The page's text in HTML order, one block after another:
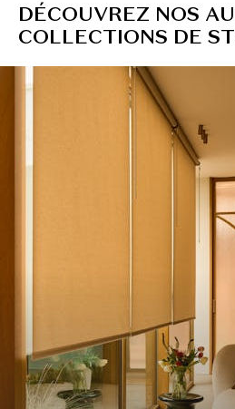
DÉCOUVREZ NOS AU
COLLECTIONS DE ST